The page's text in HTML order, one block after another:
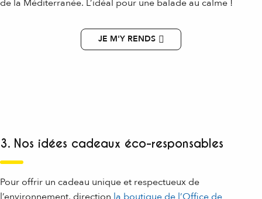
de la Méditerranée. L’idéal pour une balade au calme !
JE M'Y RENDS
3. Nos idées cadeaux éco-responsables
Pour offrir un cadeau unique et respectueux de